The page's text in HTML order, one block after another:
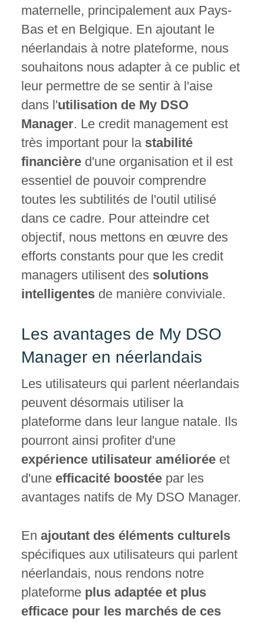
maternelle, principalement aux Pays-
Bas et en Belgique. En ajoutant le
néerlandais à notre plateforme, nous
souhaitons nous adapter à ce public et
leur permettre de se sentir à l'aise
dans l'utilisation de My DSO
Manager. Le credit management est
très important pour la stabilité
financièred'une organisation et il est
essentiel de pouvoir comprendre
toutes les subtilités de l'outil utilisé
dans ce cadre. Pour atteindre cet
objectif, nous mettons en œuvre des
efforts constants pour que les credit
managers utilisent des solutions
intelligentesde manière conviviale.
Les avantages de My DSO
Manager en néerlandais
Les utilisateurs qui parlent néerlandais
peuvent désormais utiliser la
plateforme dans leur langue natale. Ils
pourront ainsi profiter d'une
expérience utilisateur amélioréeet
d'uneefficacité boostéepar les
avantages natifs de My DSO Manager.
En ajoutant des éléments culturels
spécifiques aux utilisateurs qui parlent
néerlandais, nous rendons notre
plateforme plus adaptée et plus
efficace pour les marchés de ces